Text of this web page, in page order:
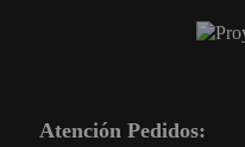
Atención Pedidos: